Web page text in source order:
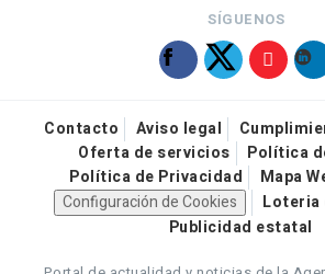
SÍGUENOS
Contacto Aviso legal
Oferta de servicios
Política
Política de Privacidad
Mapa
Configuración de Cookies
Loteria
Publicidad estatal